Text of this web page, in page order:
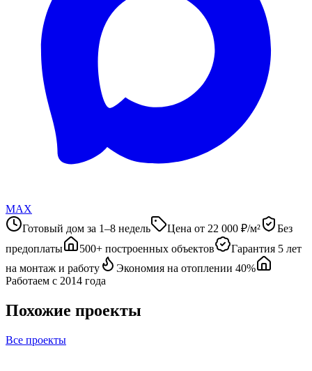
MAX
Готовый дом за 1–8 недель
Цена от 22 000 ₽/м²
Без
предоплаты
500+ построенных объектов
Гарантия 5 лет
на монтаж и работу
Экономия на отоплении 40%
Работаем с 2014 года
Похожие проекты
Все проекты